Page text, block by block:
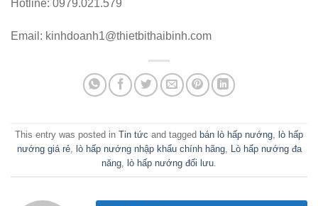
Hotline: 0979.021.579
Email: kinhdoanh1@thietbithaibinh.com
This entry was posted in Tin tức and tagged bán lò hấp nướng, lò hấp
nướng giá rẻ, lò hấp nướng nhập khẩu chính hãng, Lò hấp nướng đa
năng, lò hấp nướng đối lưu.